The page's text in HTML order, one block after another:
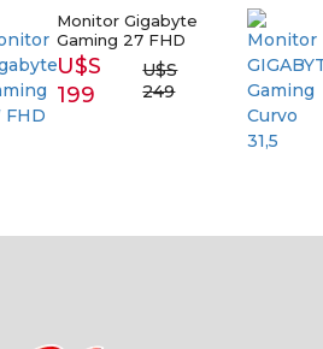
Monitor Gigabyte
Gaming 27 FHD
U$S
199
U$S
249